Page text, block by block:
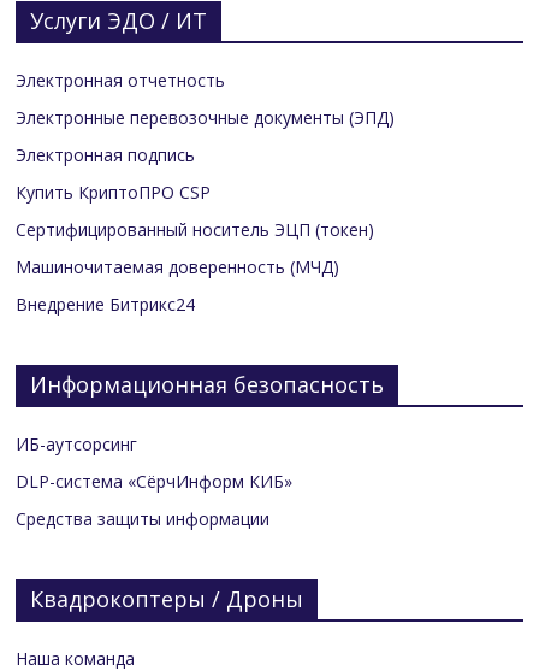
Услуги ЭДО / ИТ
Электронная отчетность
Электронные перевозочные документы (ЭПД)
Электронная подпись
Купить КриптоПРО CSP
Сертифицированный носитель ЭЦП (токен)
Машиночитаемая доверенность (МЧД)
Внедрение Битрикс24
Информационная безопасность
ИБ-аутсорсинг
DLP-система «СёрчИнформ КИБ»
Средства защиты информации
Квадрокоптеры / Дроны
Наша команда